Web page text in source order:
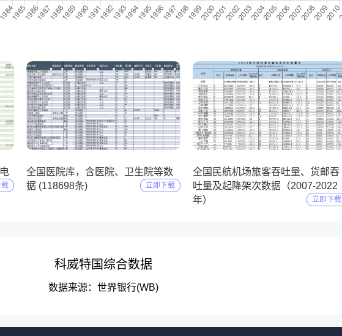
2024-12-07
全国医院库，含医院、卫生院等数
据 (118698条)
立即下载
2024-12-01
全国民航机场旅客吞吐量、货邮吞
吐量及起降架次数据（2007-2022
年）
立即下载
科威特国综合数据
数据来源：世界银行(WB)